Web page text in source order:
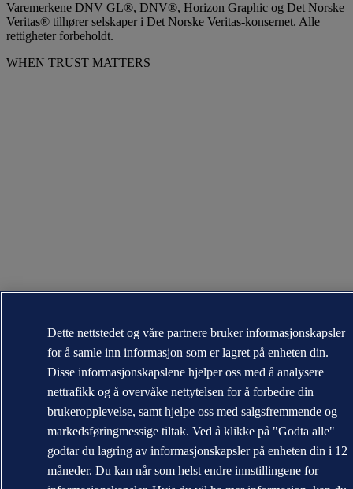
Varemerkene DNV GL®, DNV®, Horizon Graphic og Det Norske
Veritas® tilhører selskaper i Det Norske Veritas-konsernet. Alle
rettigheter forbeholdt.
WHEN TRUST MATTERS
Dette nettstedet og våre partnere bruker informasjonskapsler
for å samle inn informasjon som er lagret på enheten din.
Disse informasjonskapslene hjelper oss med å analysere
nettrafikk og å overvåke nettytelsen for å forbedre din
brukeropplevelse, samt hjelpe oss med salgsfremmende og
markedsføringmessige tiltak. Ved å klikke på "Godta alle"
godtar du lagring av informasjonskapsler på enheten din i 12
måneder. Du kan når som helst endre innstillingene for